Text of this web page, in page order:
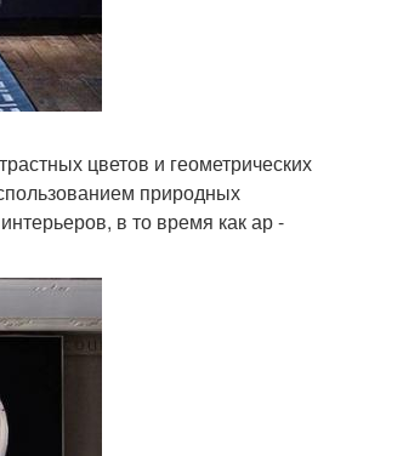
цветов и геометрических
природных
в то время как ар -